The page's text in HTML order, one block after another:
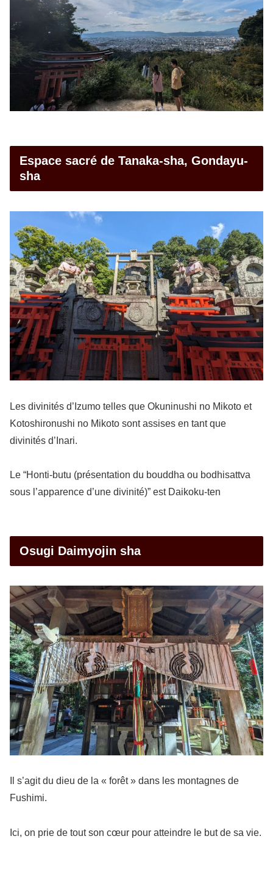
Espace sacré de Tanaka-sha, Gondayu-
sha
Les divinités d’Izumo telles que Okuninushi no Mikoto et
Kotoshironushi no Mikoto sont assises en tant que
divinités d’Inari.
Le “Honti-butu (présentation du bouddha ou bodhisattva
sous l’apparence d’une divinité)” est Daikoku-ten
Osugi Daimyojin sha
Il s’agit du dieu de la « forêt » dans les montagnes de
Fushimi.
Ici, on prie de tout son cœur pour atteindre le but de sa vie.